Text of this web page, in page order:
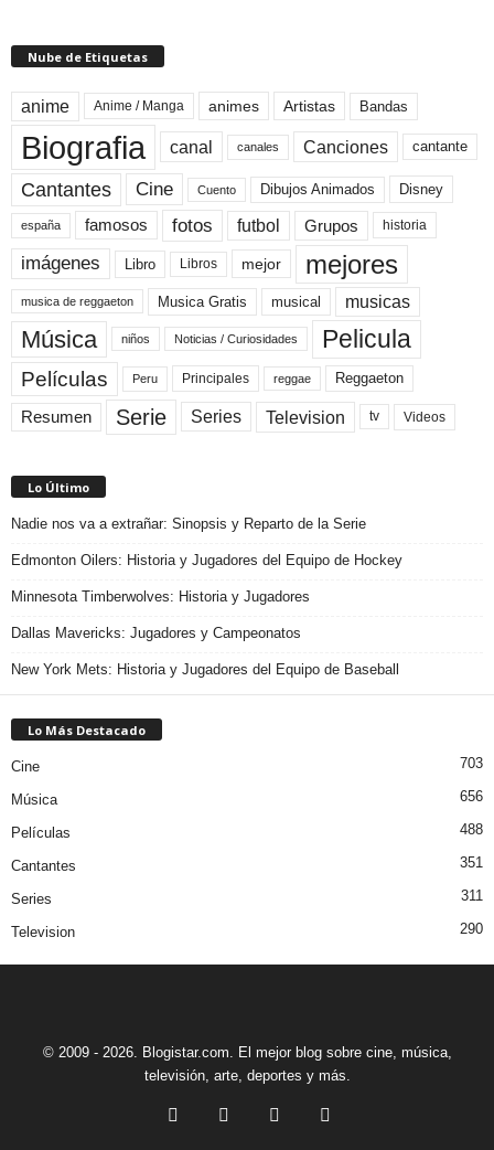
Nube de Etiquetas
anime Anime / Manga animes Artistas Bandas
Biografia canal canales Canciones cantante
Cantantes Cine Cuento Dibujos Animados Disney
españa famosos fotos futbol Grupos historia
imágenes Libro Libros mejor mejores
musica de reggaeton Musica Gratis musical musicas
Música niños Noticias / Curiosidades Pelicula
Películas Peru Principales reggae Reggaeton
Resumen Serie Series Television tv Videos
Lo Último
Nadie nos va a extrañar: Sinopsis y Reparto de la Serie
Edmonton Oilers: Historia y Jugadores del Equipo de Hockey
Minnesota Timberwolves: Historia y Jugadores
Dallas Mavericks: Jugadores y Campeonatos
New York Mets: Historia y Jugadores del Equipo de Baseball
Lo Más Destacado
Cine 703
Música 656
Películas 488
Cantantes 351
Series 311
Television 290
© 2009 - 2026. Blogistar.com. El mejor blog sobre cine, música,
televisión, arte, deportes y más.